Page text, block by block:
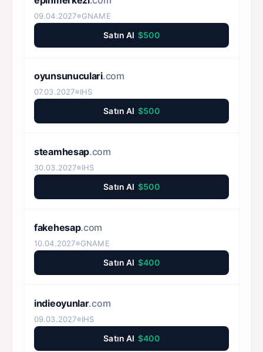
09.04.2027●GNAME
Satın Al $500
oyunsunuculari.com
07.03.2027●IHS
Satın Al $500
steamhesap.com
30.03.2027●IHS
Satın Al $500
fakehesap.com
10.04.2027●GNAME
Satın Al $400
indieoyunlar.com
09.03.2027●IHS
Satın Al $400